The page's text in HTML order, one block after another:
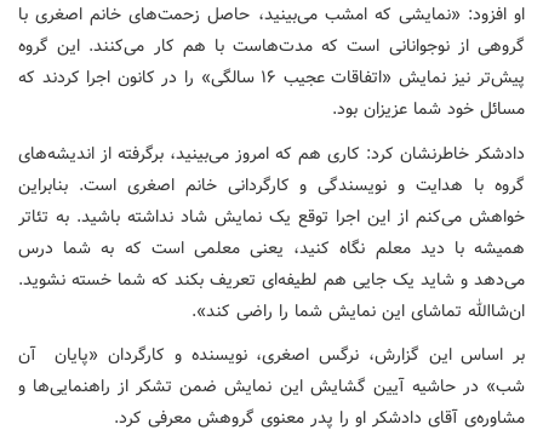
او افزود: «نمایشی که امشب می‌بینید، حاصل زحمت‌های خانم اصغری با
گروهی از نوجوانانی است که مدت‌هاست با هم کار می‌کنند. این گروه
پیش‌تر نیز نمایش «اتفاقات عجیب ۱۶ سالگی» را در کانون اجرا کردند که
مسائل خود شما عزیزان بود.
دادشکر خاطرنشان کرد: کاری هم که امروز می‌بینید، برگرفته از اندیشه‌های
گروه با هدایت و نویسندگی و کارگردانی خانم اصغری است. بنابراین
خواهش می‌کنم از این اجرا توقع یک نمایش شاد نداشته باشید. به تئاتر
همیشه با دید معلم نگاه کنید، یعنی معلمی است که به شما درس
می‌دهد و شاید یک جایی هم لطیفه‌ای تعریف بکند که شما خسته نشوید.
ان‌شاالله تماشای این نمایش شما را راضی کند».
بر اساس این گزارش، نرگس اصغری، نویسنده و کارگردان «پایان آن
شب» در حاشیه آیین گشایش این نمایش ضمن تشکر از راهنمایی‌ها و
مشاوره‌ی آقای دادشکر او را پدر معنوی گروهش معرفی کرد.